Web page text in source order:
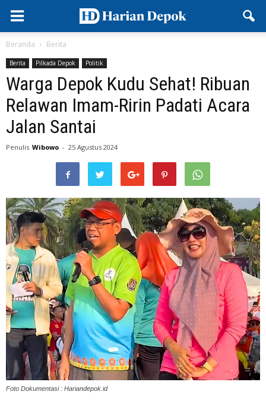
Beranda Berita
Berita Pilkada Depok Politik
Warga Depok Kudu Sehat! Ribuan
Relawan Imam-Ririn Padati Acara
Jalan Santai
Penulis Wibowo - 25 Agustus 2024
Foto Dokumentasi : Hariandepok.id